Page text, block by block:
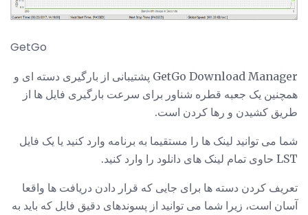
GetGo
GetGo Download Manager پشتیبانی از بارگیری دسته ای و
همچنین یک جعبه قطره شناور برای سرعت بارگیری فایل ها از
طریق کشیدن و رها کردن است.
شما می توانید لینک ها را مستقیما به برنامه وارد کنید یا یک فایل
LST حاوی تمام لینک های دانلود را وارد کنید.
تعریف کردن دسته ها برای جایی که قرار دادن دریافت ها واقعا
آسان است، زیرا شما می توانید از پسوندهای دقیق فایل که باید به